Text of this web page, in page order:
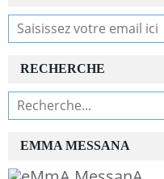
RECHERCHE
EMMA MESSANA